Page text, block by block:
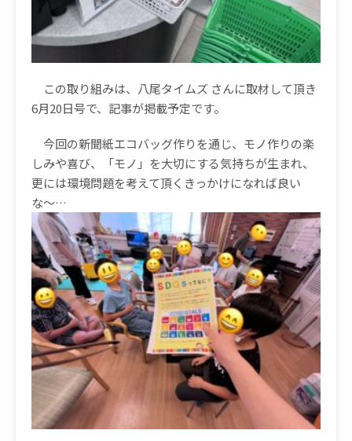
この取り組みは、八尾タイムズ さんに取材して頂き
6月20日号で、記事が掲載予定です。
今回の新聞紙エコバッグ作りを通じ、モノ作りの楽
しみや喜び、「モノ」を大切にする気持ちが生まれ、
更には環境問題を考えて頂くきっかけになれば良い
な〜…